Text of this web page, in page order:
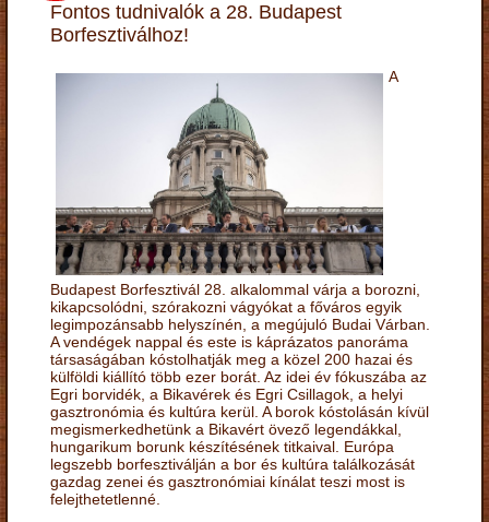
Fontos tudnivalók a 28. Budapest
Borfesztiválhoz!
A
Budapest Borfesztivál 28. alkalommal várja a borozni,
kikapcsolódni, szórakozni vágyókat a főváros egyik
legimpozánsabb helyszínén, a megújuló Budai Várban.
A vendégek nappal és este is káprázatos panoráma
társaságában kóstolhatják meg a közel 200 hazai és
külföldi kiállító több ezer borát. Az idei év fókuszába az
Egri borvidék, a Bikavérek és Egri Csillagok, a helyi
gasztronómia és kultúra kerül. A borok kóstolásán kívül
megismerkedhetünk a Bikavért övező legendákkal,
hungarikum borunk készítésének titkaival. Európa
legszebb borfesztiválján a bor és kultúra találkozását
gazdag zenei és gasztronómiai kínálat teszi most is
felejthetetlenné.